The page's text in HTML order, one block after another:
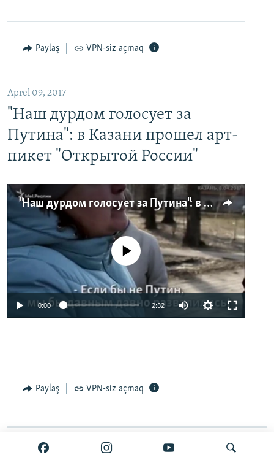
Paylaş VPN-siz açmaq
Aprel 09, 2017
"Наш дурдом голосует за
Путина": в Казани прошел арт-
пикет "Открытой России"
"Наш дурдом голосует за Путина": в Казани прошел арт-пикет "Открытой России"
No media source currently available
0:00 2:32
Paylaş VPN-siz açmaq